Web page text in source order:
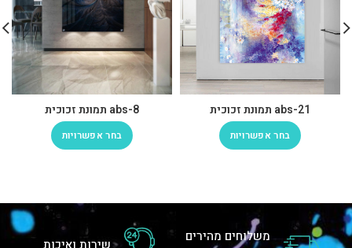
abs-21 תמונת זכוכית
בחר אפשרויות
abs-8 תמונת זכוכית
בחר אפשרויות
משלוחים מהירים